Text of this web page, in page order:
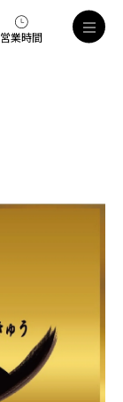
営業時間